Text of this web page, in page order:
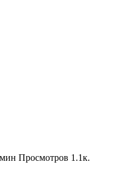
Просмотров 1.1к.